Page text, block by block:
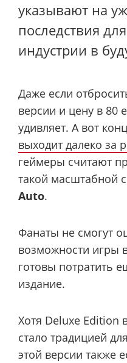
указывают на
последствия
индустрии в
Даже если
версии и цену в 80
удивляет. А вот
выходит далеко за
геймеры считают
такой масштабной
Auto.
Фанаты не смогут
возможности игры
готовы потратить
издание.
Хотя Deluxe Edition
стало традицией
этой версии также